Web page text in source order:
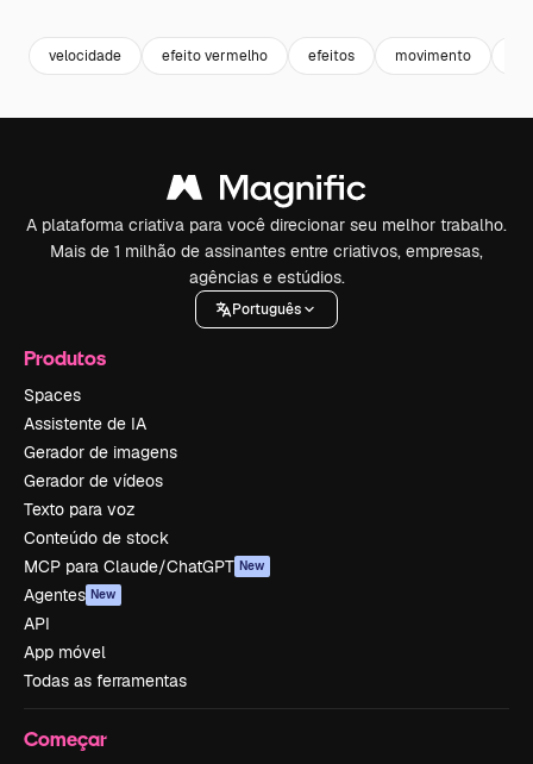
velocidade efeito vermelho efeitos movimento
A plataforma criativa para você direcionar seu melhor trabalho.
Mais de 1 milhão de assinantes entre criativos, empresas,
agências e estúdios.
Português
Produtos
Spaces
Assistente de IA
Gerador de imagens
Gerador de vídeos
Texto para voz
Conteúdo de stock
MCP para Claude/ChatGPT New
Agentes New
API
App móvel
Todas as ferramentas
Começar